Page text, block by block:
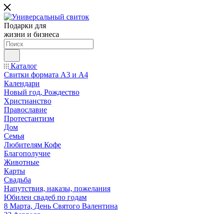
Подарки для
жизни и бизнеса
Каталог
Свитки формата А3 и А4
Календари
Новый год, Рождество
Христианство
Православие
Протестантизм
Дом
Семья
Любителям Кофе
Благополучие
Животные
Карты
Свадьба
Напутствия, наказы, пожелания
Юбилеи свадеб по годам
8 Марта, День Святого Валентина